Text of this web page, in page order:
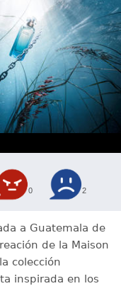
0 2
a Guatemala de
de la Maison
colección
inspirada en los